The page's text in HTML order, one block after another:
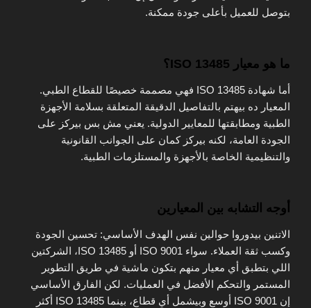
بتوصل للعميل بأعلى جودة ممكنة.
ما هو معيار ISO 13485؟
أما شهادة ISO 13485 فهي مصممة خصيصًا للقطاع الطبي.
المعيار ده بيهتم بالتفاصيل الدقيقة المتعلقة بسلامة الأجهزة
الطبية ومطابقتها للمعايير الدولية. يعني مش بس بيركز على
الجودة العامة، لكنه بيركز كمان على الجوانب القانونية
والتنظيمية الخاصة بالأجهزة والمستلزمات الطبية.
أوجه التشابه بين المعيارين
الاتنين بيدوروا حوالين نفس الهدف الأساسي: تحسين الجودة
وكسب ثقة العملاء. سواء ISO 9001 أو ISO 13485، الشركتين
اللي بتطبق أي معيار منهم بتكون ماشية في طريق التطوير
المستمر والتحكم الأفضل في العمليات. لكن الفارق الأساسي
إن ISO 9001 أوسع وبيشمل أي قطاع، بينما ISO 13485 أكثر